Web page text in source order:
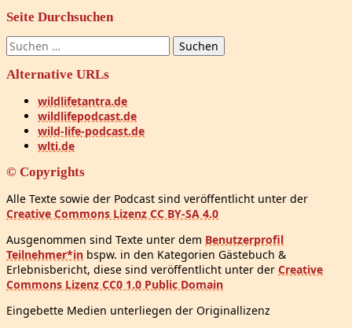
Seite Durchsuchen
Suchen
nach:
Alternative URLs
wildlifetantra.de
wildlifepodcast.de
wild-life-podcast.de
wlti.de
© Copyrights
Alle Texte sowie der Podcast sind veröffentlicht unter der
Creative Commons Lizenz CC BY-SA 4.0
Ausgenommen sind Texte unter dem Benutzerprofil
Teilnehmer*in bspw. in den Kategorien Gästebuch &
Erlebnisbericht, diese sind veröffentlicht unter der Creative
Commons Lizenz CC0 1.0 Public Domain
Eingebette Medien unterliegen der Originallizenz